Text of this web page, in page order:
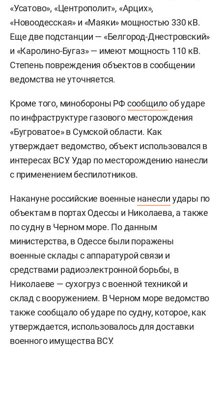
«Усатово», «Центрополит», «Арцих»,
«Новоодесская» и «Маяки» мощностью 330 кВ.
Еще две подстанции — «Белгород-Днестровский»
и «Каролино-Бугаз» — имеют мощность 110 кВ.
Степень повреждения объектов в сообщении
ведомства не уточняется.
Кроме того, минобороны РФсообщилооб ударе
по инфраструктуре газового месторождения
«Бугроватое» в Сумской области. Как
утверждает ведомство, объект использовался в
интересах ВСУ. Удар по месторождению нанесли
с применением беспилотников.
Накануне российские военные нанесли удары по
объектам в портах Одессы и Николаева, а также
по судну в Черном море. По данным
министерства, в Одессе были поражены
военные склады с аппаратурой связи и
средствами радиоэлектронной борьбы, в
Николаеве — сухогруз с военной техникой и
склад с вооружением. В Черном море ведомство
также сообщало об ударе по судну, которое, как
утверждается, использовалось для доставки
военного имущества ВСУ.